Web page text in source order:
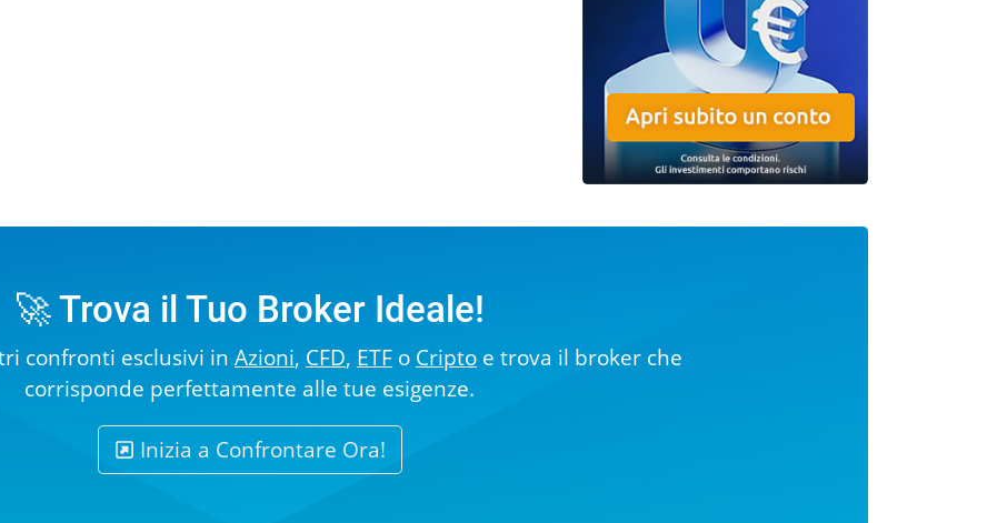
🚀 Trova il Tuo Broker Ideale!
confronti esclusivi in Azioni, CFD, ETFo Criptoe trova il broker che
corrisponde perfettamente alle tue esigenze.
Inizia a Confrontare Ora!